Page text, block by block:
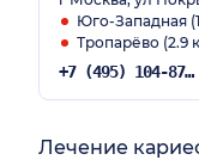
Юго-Западная
Тропарёво (2.9
+7 (495) 104-87-50
Лечение